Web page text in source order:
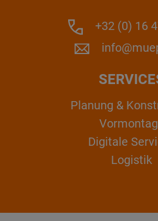
+32 (0) 16
Planung &
Digitale
Logistik